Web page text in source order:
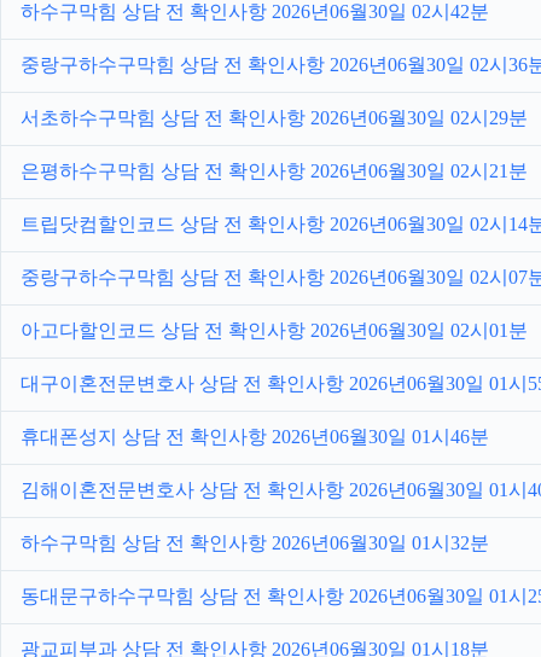
하수구막힘 상담 전 확인사항 2026년06월30일 02시42분
중랑구하수구막힘 상담 전 확인사항 2026년06월30일 02시36
서초하수구막힘 상담 전 확인사항 2026년06월30일 02시29분
은평하수구막힘 상담 전 확인사항 2026년06월30일 02시21분
트립닷컴할인코드 상담 전 확인사항 2026년06월30일 02시14
중랑구하수구막힘 상담 전 확인사항 2026년06월30일 02시07
아고다할인코드 상담 전 확인사항 2026년06월30일 02시01분
대구이혼전문변호사 상담 전 확인사항 2026년06월30일 01시
휴대폰성지 상담 전 확인사항 2026년06월30일 01시46분
김해이혼전문변호사 상담 전 확인사항 2026년06월30일 01시
하수구막힘 상담 전 확인사항 2026년06월30일 01시32분
동대문구하수구막힘 상담 전 확인사항 2026년06월30일 01시
광교피부과 상담 전 확인사항 2026년06월30일 01시18분